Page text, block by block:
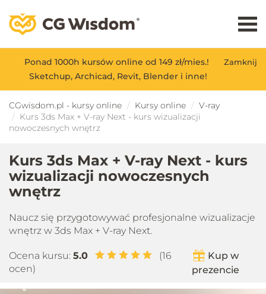
Zamknij
Ponad 1000h kursów online od 149 zł/mies.!
Sketchup, Archicad, Revit, Blender i inne!
CGwisdom.pl - kursy online Kursy online
V-ray
Kurs 3ds Max + V-ray Next - kurs wizualizacji
nowoczesnych wnętrz
Kurs 3ds Max + V-ray Next - kurs
wizualizacji nowoczesnych
wnętrz
Naucz się przygotowywać profesjonalne wizualizacje
wnętrz w 3ds Max + V-ray Next.
Ocena kursu: 5.0
(16
ocen)
Kup w
prezencie